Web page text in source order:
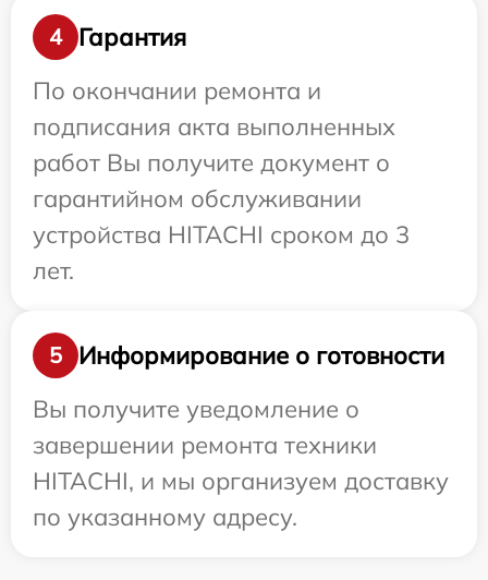
4
Гарантия
По окончании ремонта и
подписания акта выполненных
работ Вы получите документ о
гарантийном обслуживании
устройства HITACHI сроком до 3
лет.
5
Информирование о готовности
Вы получите уведомление о
завершении ремонта техники
HITACHI, и мы организуем доставку
по указанному адресу.